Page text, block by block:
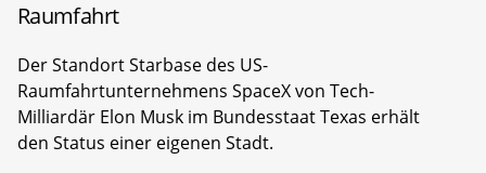
Raumfahrt
Der Standort Starbase des US-
Raumfahrtunternehmens SpaceX von Tech-
Milliardär Elon Musk im Bundesstaat Texas erhält
den Status einer eigenen Stadt.